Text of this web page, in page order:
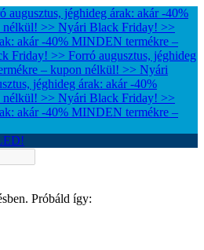
jéghideg árak: akár -40%
nélkül! >> Nyári Black Friday! >>
akár -40% MINDEN termékre –
Friday! >> Forró augusztus, jéghideg
– kupon nélkül! >> Nyári
jéghideg árak: akár -40%
nélkül! >> Nyári Black Friday! >>
akár -40% MINDEN termékre –
Próbáld így: